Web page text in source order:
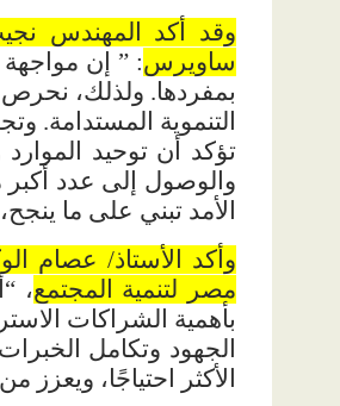
وقد أكد المهندس
ساويرس: ” إن مواجهة
بمفردها. ولذلك،
التنموية المستدامة.
تؤكد أن توحيد
والوصول إلى عدد أكبر
الأمد تبني على ما
وأكد الأستاذ/ عصام
مصر لتنمية المجتمع،
بأهمية الشراكات
الجهود وتكامل
الأكثر احتياجًا،